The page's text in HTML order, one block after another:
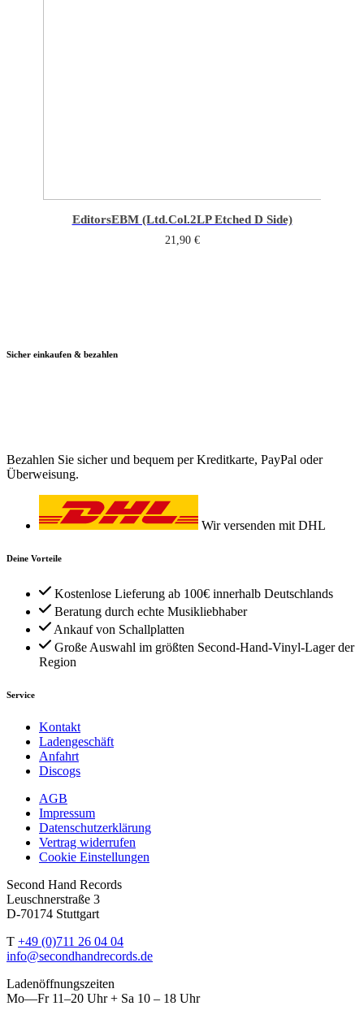
EditorsEBM (Ltd.Col.2LP Etched D Side)
21,90 €
Sicher einkaufen & bezahlen
Bezahlen Sie sicher und bequem per Kreditkarte, PayPal oder
Überweisung.
Wir versenden mit DHL
Deine Vorteile
Kostenlose Lieferung ab 100€ innerhalb Deutschlands
Beratung durch echte Musikliebhaber
Ankauf von Schallplatten
Große Auswahl im größten Second-Hand-Vinyl-Lager der
Region
Service
Kontakt
Ladengeschäft
Anfahrt
Discogs
AGB
Impressum
Datenschutzerklärung
Vertrag widerrufen
Cookie Einstellungen
Second Hand Records
Leuschnerstraße 3
D-70174 Stuttgart
T +49 (0)711 26 04 04
info@secondhandrecords.de
Ladenöffnungszeiten
Mo—Fr 11–20 Uhr + Sa 10 – 18 Uhr